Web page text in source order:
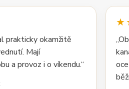
prakticky okamžitě
Mají
a provoz i o víkendu.“